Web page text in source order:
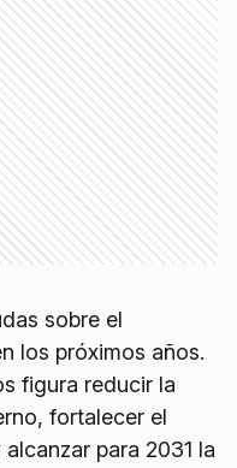
sobre el
los próximos años.
figura reducir la
fortalecer el
para 2031 la